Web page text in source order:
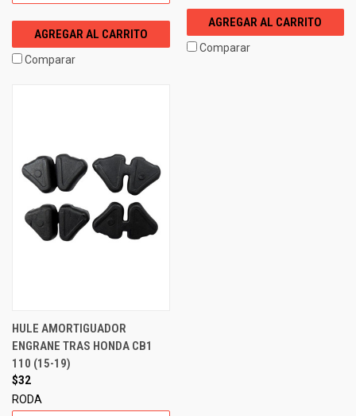
AGREGAR AL CARRITO
Comparar
AGREGAR AL CARRITO
Comparar
HULE AMORTIGUADOR
ENGRANE TRAS HONDA CB1
110 (15-19)
$32
RODA